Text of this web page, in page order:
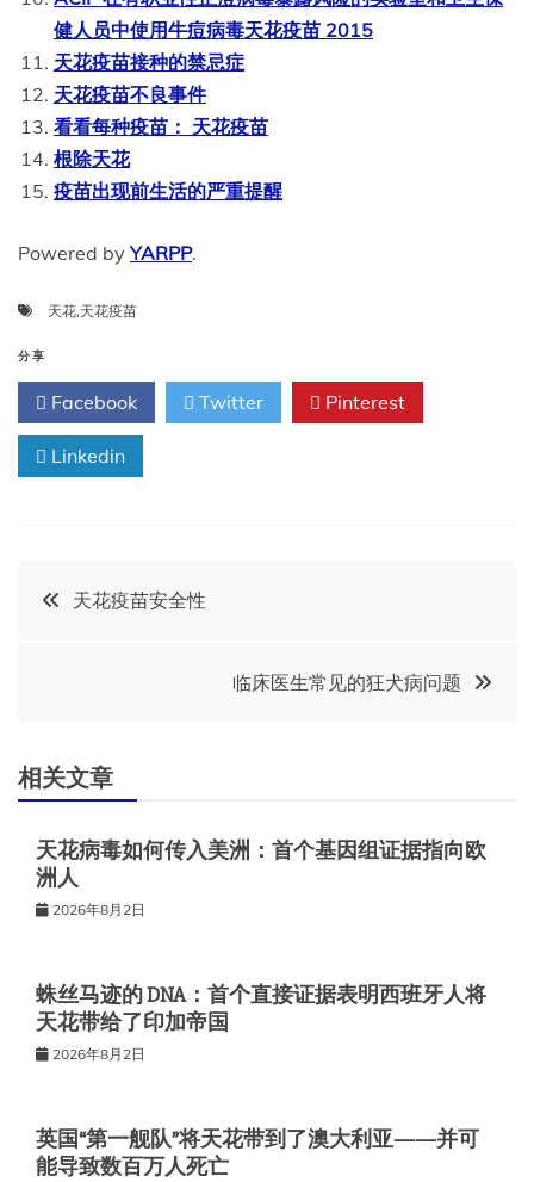
健人员中使用牛痘病毒天花疫苗 2015
天花疫苗接种的禁忌症
天花疫苗不良事件
看看每种疫苗： 天花疫苗
根除天花
疫苗出现前生活的严重提醒
Powered byYARPP.
天花,天花疫苗
分享
Facebook Twitter Pinterest
Linkedin
文
航
天花疫苗安全性
临床医生常见的狂犬病问题
相关文章
天花病毒如何传入美洲：首个基因组证据指向欧
洲人
2026年8月2日
蛛丝马迹的 DNA：首个直接证据表明西班牙人将
天花带给了印加帝国
2026年8月2日
英国“第一舰队”将天花带到了澳大利亚——并可
能导致数百万人死亡